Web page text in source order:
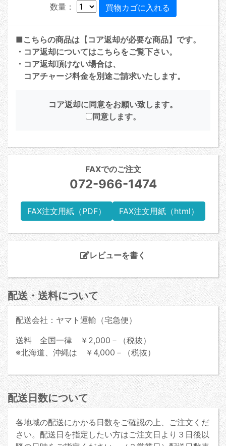
数量：
■こちらの商品は【コア返却が必要な商品】です。
・コア返却についてはこちらをご覧下さい。
・コア返却頂けない場合は、
コアチャージ料金を別途ご請求いたします。
コア返却に同意をお願い致します。
同意します。
FAXでのご注文
072-966-1474
FAX注文用紙（PDF） FAX注文用紙（html）
レビューを書く
配送・送料について
配送会社：ヤマト運輸（宅急便）
送料 全国一律 ￥2,000－（税抜）
※北海道、沖縄は ￥4,000－（税抜）
配送日数について
各地域の配送にかかる日数をご確認の上、ご注文くだ
さい。配送日を指定したい方はご注文日より３日後以